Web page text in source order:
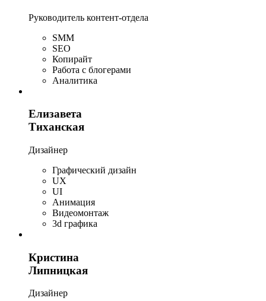
Руководитель контент-отдела
SMM
SEO
Копирайт
Работа с блогерами
Аналитика
Елизавета
Тиханская
Дизайнер
Графический дизайн
UX
UI
Анимация
Видеомонтаж
3d графика
Кристина
Липницкая
Дизайнер